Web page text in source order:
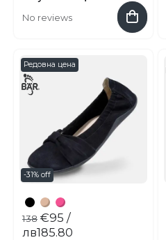
Clea
No reviews
Редовна цена
-31% off
138 €95 /
лв185.80